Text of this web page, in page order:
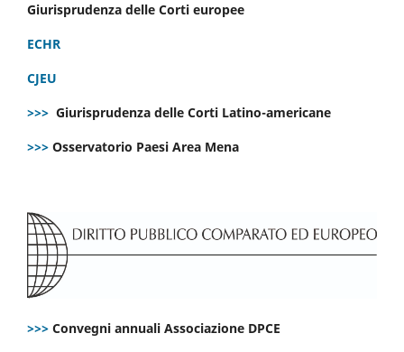
Giurisprudenza delle Corti europee
ECHR
CJEU
>>> Giurisprudenza delle Corti Latino-americane
>>> Osservatorio Paesi Area Mena
>>> Convegni annuali Associazione DPCE